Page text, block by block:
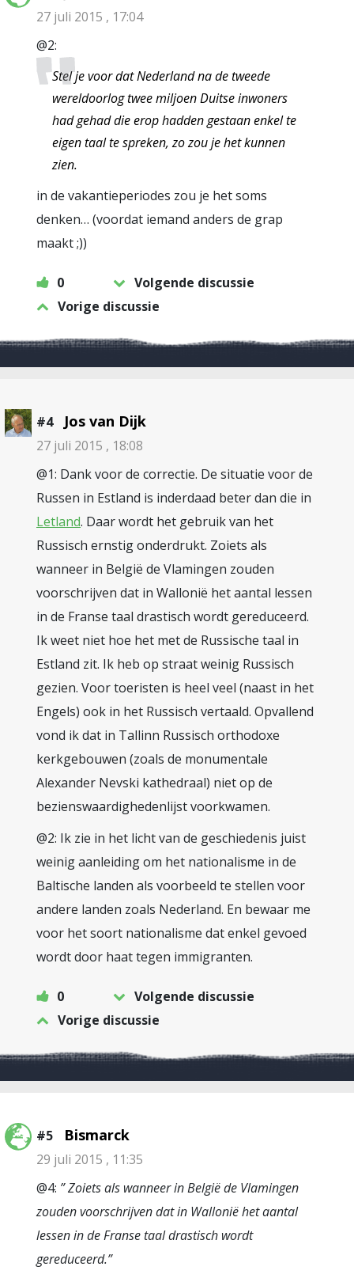
27 juli 2015 , 17:04
@2:
Stel je voor dat Nederland na de tweede
wereldoorlog twee miljoen Duitse inwoners
had gehad die erop hadden gestaan enkel te
eigen taal te spreken, zo zou je het kunnen
zien.
in de vakantieperiodes zou je het soms
denken… (voordat iemand anders de grap
maakt ;))
0
Volgende discussie
Vorige discussie
#4 Jos van Dijk
27 juli 2015 , 18:08
@1: Dank voor de correctie. De situatie voor de
Russen in Estland is inderdaad beter dan die in
Letland. Daar wordt het gebruik van het
Russisch ernstig onderdrukt. Zoiets als
wanneer in België de Vlamingen zouden
voorschrijven dat in Wallonië het aantal lessen
in de Franse taal drastisch wordt gereduceerd.
Ik weet niet hoe het met de Russische taal in
Estland zit. Ik heb op straat weinig Russisch
gezien. Voor toeristen is heel veel (naast in het
Engels) ook in het Russisch vertaald. Opvallend
vond ik dat in Tallinn Russisch orthodoxe
kerkgebouwen (zoals de monumentale
Alexander Nevski kathedraal) niet op de
bezienswaardighedenlijst voorkwamen.
@2: Ik zie in het licht van de geschiedenis juist
weinig aanleiding om het nationalisme in de
Baltische landen als voorbeeld te stellen voor
andere landen zoals Nederland. En bewaar me
voor het soort nationalisme dat enkel gevoed
wordt door haat tegen immigranten.
0
Volgende discussie
Vorige discussie
#5 Bismarck
29 juli 2015 , 11:35
@4: ” Zoiets als wanneer in België de Vlamingen
zouden voorschrijven dat in Wallonië het aantal
lessen in de Franse taal drastisch wordt
gereduceerd.”